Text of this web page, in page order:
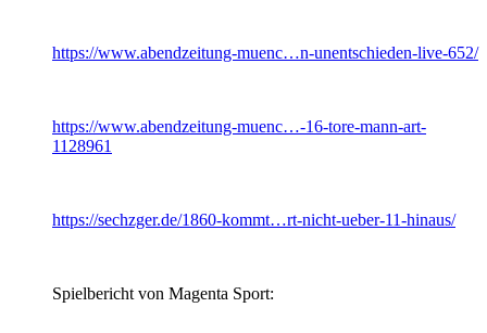
https://www.abendzeitung-muenc…n-unentschieden-live-652/
https://www.abendzeitung-muenc…-16-tore-mann-art-
1128961
https://sechzger.de/1860-kommt…rt-nicht-ueber-11-hinaus/
Spielbericht von Magenta Sport: